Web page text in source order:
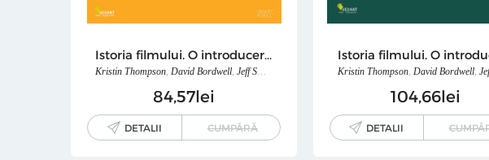
Istoria filmului. O introducere. Volumul I
Kristin Thompson, David Bordwell, Jeff Smith
8457lei
DETALII CUMPĂRĂ
Kristin Thompson, David Bordwell, Jeff
104 66lei
DETALII